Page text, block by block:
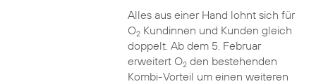
Alles aus einer Hand lohnt sich für
O2Kundinnen und Kunden gleich
doppelt. Ab dem 5. Februar
erweitert O2den bestehenden
Kombi-Vorteil um einen weiteren